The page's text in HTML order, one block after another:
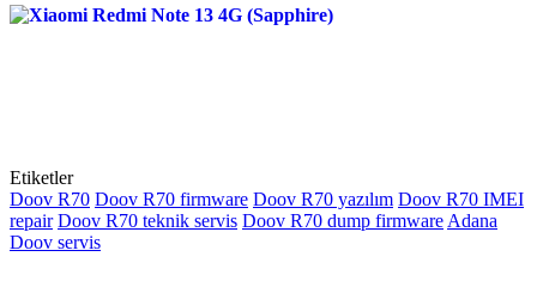
Etiketler
Doov R70 Doov R70 firmware Doov R70 yazılım Doov R70 IMEI
repair Doov R70 teknik servis Doov R70 dump firmware Adana
Doov servis